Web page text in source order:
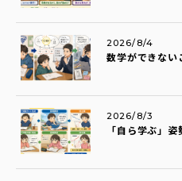
数学ができない
2026/8/4
「自ら学ぶ」姿
2026/8/3